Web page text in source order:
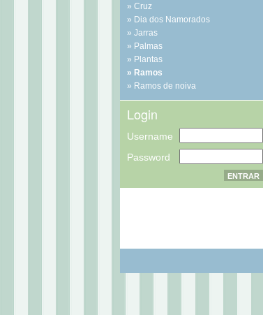
Cruz
Dia dos Namorados
Jarras
Palmas
Plantas
Ramos
Ramos de noiva
Login
Username
Password